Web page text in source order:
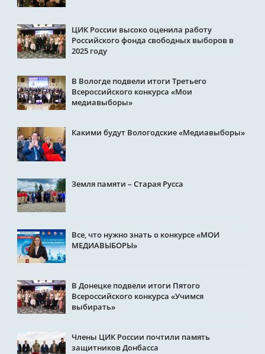
ЦИК России высоко оценила работу
Российского фонда свободных выборов в
2025 году
В Вологде подвели итоги Третьего
Всероссийского конкурса «Мои
медиавыборы»
Какими будут Вологодские «Медиавыборы»
Земля памяти – Старая Русса
Все, что нужно знать о конкурсе «МОИ
МЕДИАВЫБОРЫ»
В Донецке подвели итоги Пятого
Всероссийского конкурса «Учимся
выбирать»
Члены ЦИК России почтили память
защитников Донбасса